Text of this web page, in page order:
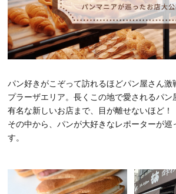
パン好きがこぞって訪れるほどパン屋さん激
プラーザエリア。長くこの地で愛されるパ
有名な新しいお店まで、目が離せないほど！
その中から、パンが大好きなレポーターが巡
す。